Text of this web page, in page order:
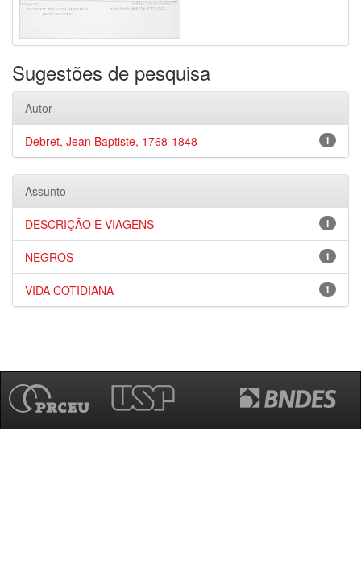
Sugestões de pesquisa
Autor
1
Debret, Jean Baptiste, 1768-1848
Assunto
1
DESCRIÇÃO E VIAGENS
1
NEGROS
1
VIDA COTIDIANA